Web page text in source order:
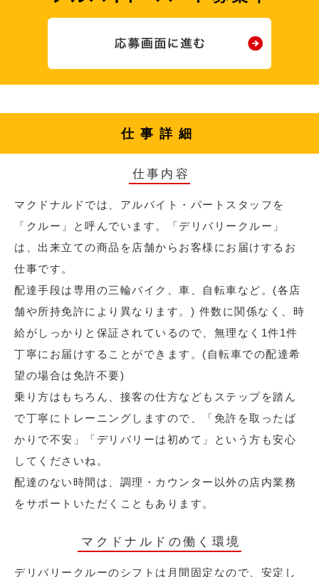
仕事詳細
仕事内容
マクドナルドでは、アルバイト・パートスタッフを
「クルー」と呼んでいます。「デリバリークルー」
は、出来立ての商品を店舗からお客様にお届けするお
仕事です。
配達手段は専用の三輪バイク、車、自転車など。(各店
舗や所持免許により異なります。) 件数に関係なく、時
給がしっかりと保証されているので、無理なく1件1件
丁寧にお届けすることができます。(自転車での配達希
望の場合は免許不要)
乗り方はもちろん、接客の仕方などもステップを踏ん
で丁寧にトレーニングしますので、「免許を取ったば
かりで不安」「デリバリーは初めて」という方も安心
してくださいね。
配達のない時間は、調理・カウンター以外の店内業務
をサポートいただくこともあります。
マクドナルドの働く環境
デリバリークルーのシフトは月間固定なので、安定し